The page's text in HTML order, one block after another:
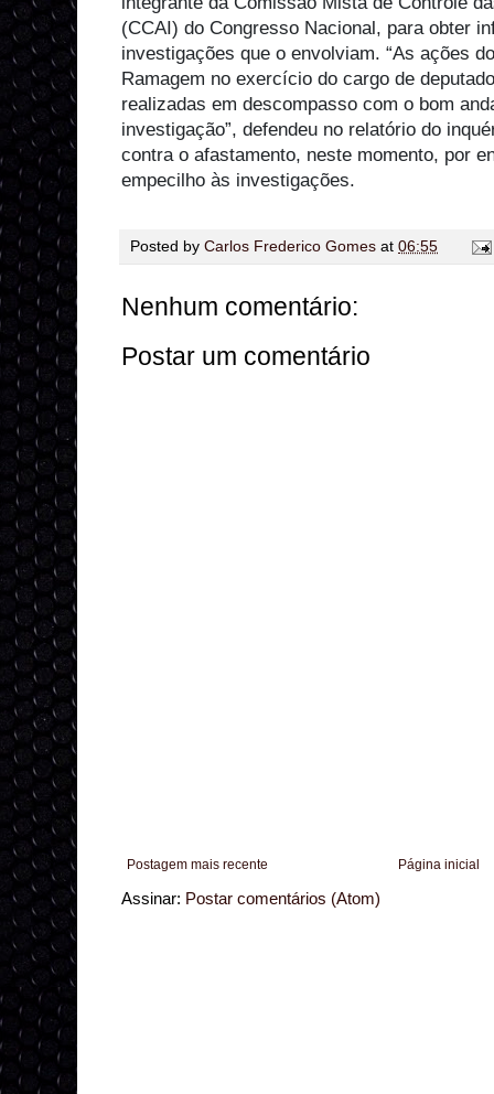
(CCAI) do Congresso Nacional, para obter
investigações que o envolviam. “As ações
Ramagem no exercício do cargo de
realizadas em descompasso com o bom
investigação”, defendeu no relatório do
contra o afastamento, neste momento, por
empecilho às investigações.
Posted by Carlos Frederico Gomes at 06:55
Nenhum comentário:
Postar um comentário
Postagem mais recente Página inicial
Assinar: Postar comentários (Atom)